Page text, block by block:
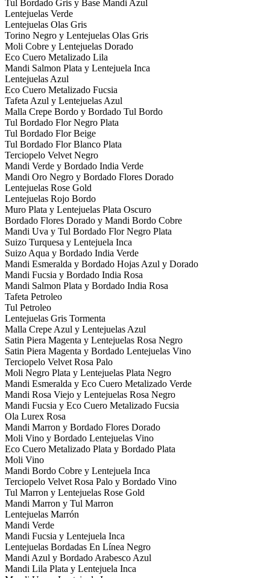
Tul Bordado Gris y Base Mandi Azul
Lentejuelas Verde
Lentejuelas Olas Gris
Torino Negro y Lentejuelas Olas Gris
Moli Cobre y Lentejuelas Dorado
Eco Cuero Metalizado Lila
Mandi Salmon Plata y Lentejuela Inca
Lentejuelas Azul
Eco Cuero Metalizado Fucsia
Tafeta Azul y Lentejuelas Azul
Malla Crepe Bordo y Bordado Tul Bordo
Tul Bordado Flor Negro Plata
Tul Bordado Flor Beige
Tul Bordado Flor Blanco Plata
Terciopelo Velvet Negro
Mandi Verde y Bordado India Verde
Mandi Oro Negro y Bordado Flores Dorado
Lentejuelas Rose Gold
Lentejuelas Rojo Bordo
Muro Plata y Lentejuelas Plata Oscuro
Bordado Flores Dorado y Mandi Bordo Cobre
Mandi Uva y Tul Bordado Flor Negro Plata
Suizo Turquesa y Lentejuela Inca
Suizo Aqua y Bordado India Verde
Mandi Esmeralda y Bordado Hojas Azul y Dorado
Mandi Fucsia y Bordado India Rosa
Mandi Salmon Plata y Bordado India Rosa
Tafeta Petroleo
Tul Petroleo
Lentejuelas Gris Tormenta
Malla Crepe Azul y Lentejuelas Azul
Satin Piera Magenta y Lentejuelas Rosa Negro
Satin Piera Magenta y Bordado Lentejuelas Vino
Terciopelo Velvet Rosa Palo
Moli Negro Plata y Lentejuelas Plata Negro
Mandi Esmeralda y Eco Cuero Metalizado Verde
Mandi Rosa Viejo y Lentejuelas Rosa Negro
Mandi Fucsia y Eco Cuero Metalizado Fucsia
Ola Lurex Rosa
Mandi Marron y Bordado Flores Dorado
Moli Vino y Bordado Lentejuelas Vino
Eco Cuero Metalizado Plata y Bordado Plata
Moli Vino
Mandi Bordo Cobre y Lentejuela Inca
Terciopelo Velvet Rosa Palo y Bordado Vino
Tul Marron y Lentejuelas Rose Gold
Mandi Marron y Tul Marron
Lentejuelas Marrón
Mandi Verde
Mandi Fucsia y Lentejuela Inca
Lentejuelas Bordadas En Línea Negro
Mandi Azul y Bordado Arabesco Azul
Mandi Lila Plata y Lentejuela Inca